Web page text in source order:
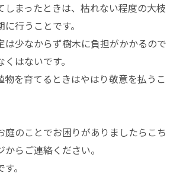
しまったときは、枯れない程度の大枝
行うことです。
は少なからず樹木に負担がかかるので
はないです。
物を育てるときはやはり敬意を払うこ
庭のことでお困りがありましたらこち
らご連絡ください。
。